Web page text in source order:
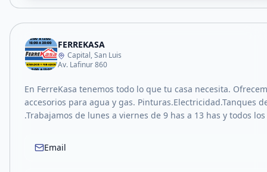
FERREKASA
Capital, San Luis
Av. Lafinur 860
En FerreKasa tenemos todo lo que tu casa necesita.
accesorios para agua y gas. Pinturas.Electricidad.Tanques
.Trabajamos de lunes a viernes de 9 has a 13 has y todos
Email